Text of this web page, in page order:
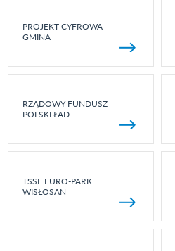
PROJEKT CYFROWA
GMINA
RZĄDOWY FUNDUSZ
POLSKI ŁAD
TSSE EURO-PARK
WISŁOSAN